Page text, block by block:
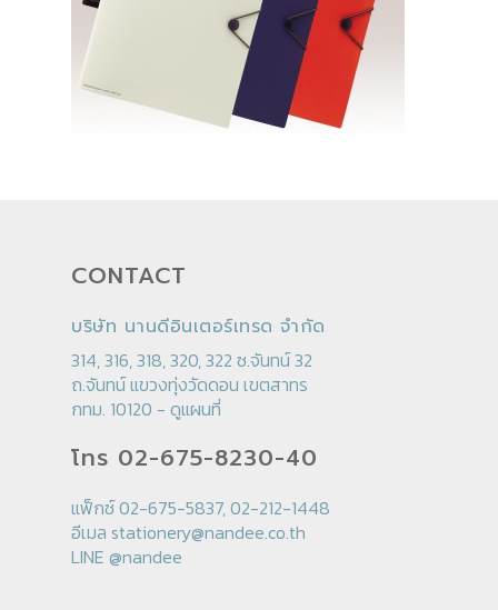
CONTACT
บริษัท นานดีอินเตอร์เทรด จำกัด
314, 316, 318, 320, 322 ซ.จันทน์ 32
ถ.จันทน์ แขวงทุ่งวัดดอน เขตสาทร
กทม. 10120 - ดูแผนที่
โทร 02-675-8230-40
แฟ็กซ์ 02-675-5837, 02-212-1448
อีเมล stationery@nandee.co.th
LINE @nandee